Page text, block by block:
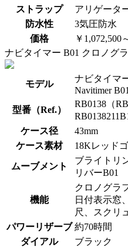
ストラップ
アリゲータ
防水性
3気圧防水
価格
￥1,072,500
ナビタイマー B01 クロノグ
モデル
ナビタイマ
Navitimer
型番（Ref.）
RB0138（
ケース径
43mm
ケース素材
18Kレッド
ムーブメント
ブライトリ
リバーB01
機能
クロノグラ
日付表示窓
尺、スクリ
パワーリザーブ 約70時間
ダイアル
ブラック